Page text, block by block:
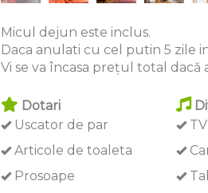
Micul dejun este inclus.
Daca anulati cu cel putin 5 zile
Vi se va încasa prețul total dacă
Dotari
Uscator de par
Articole de toaleta
Prosoape
TV